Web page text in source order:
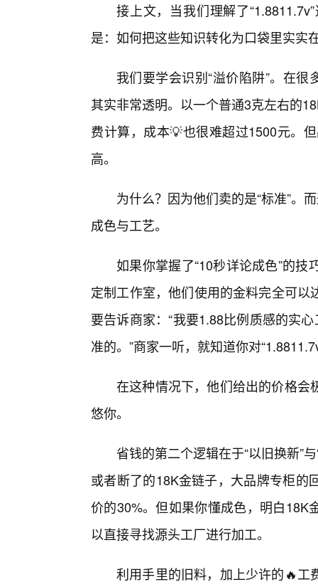
接上文，当我们理解了
是：如何把这些知识转化为口袋里实实
我们要学会识别“溢价陷阱”。在
其实非常透明。以一个普通3克左右的
费计算，成本💡也很难超过1500元。
高。
为什么？因为他们卖的是“标准”。
成色与工艺。
如果你掌握了“10秒详论成色”的
定制工作室，他们使用的金料完全可
要告诉商家：“我要1.88比例质感的实
准的。”商家一听，就知道你对
在这种情况下，他们给出的价格会
悠你。
省钱的第二个逻辑在于“以旧换新”
或者断了的18K金链子，大品牌专柜的
价的30%。但如果你懂成色，明白18K
以直接寻找源头工厂进行加工。
利用手里的旧料，加上少许的🔥工